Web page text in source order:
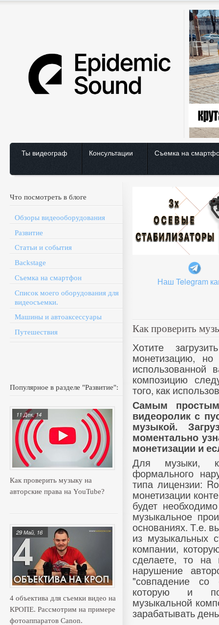
Ты видеограф Консультации Съемка на
Что посмотреть в блоге
Обзоры видеооборудования
Развитие
Статьи и события
Backstage
Съемка на смартфон
Список моего оборудования для
видеосъемки.
Машины и автоаксессуары
Путешествия
Популярное в разделе "Развитие":
Как проверить музыку на
авторские права на YouTube?
11 Дек, 14
4 объектива для съемки видео на
КРОПЕ. Рассмотрим на примере
фотоаппаратов Canon.
29 Май, 16
Наш Telegram
Как проверить
Хотите
монетизацию,
использованной
композицию
того, как
Самым
видеоролик с
музыкой.
моментально
монетизации и
Для музыки,
формального
типа лицензии:
монетизации
будет
музыкальное
основаниях. Т.е.
из музыкальных
компании,
сделаете, то
нарушение
"совпадение со
которую и
музыкальной
зарабатывать